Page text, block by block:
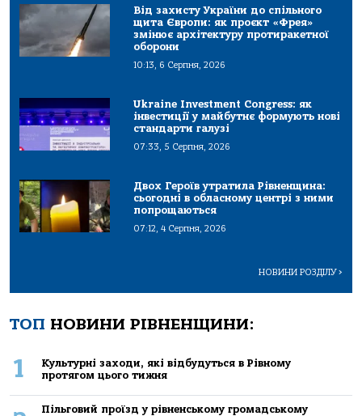
Від захисту України до спільного
щита Європи: як проєкт «Фрея»
змінює архітектуру протиракетної
оборони
10:13, 6 Серпня, 2026
Ukraine Investment Congress: як
інвестиції у майбутнє формують нові
стандарти галузі
07:33, 5 Серпня, 2026
Двох Героїв утратила Рівненщина:
сьогодні в обласному центрі з ними
попрощаються
07:12, 4 Серпня, 2026
НОВИНИ РОЗДІЛУ>
ТОП НОВИНИ РІВНЕНЩИНИ:
1
Культурні заходи, які відбудуться в Рівному
протягом цього тижня
Пільговий проїзд у рівненському громадському